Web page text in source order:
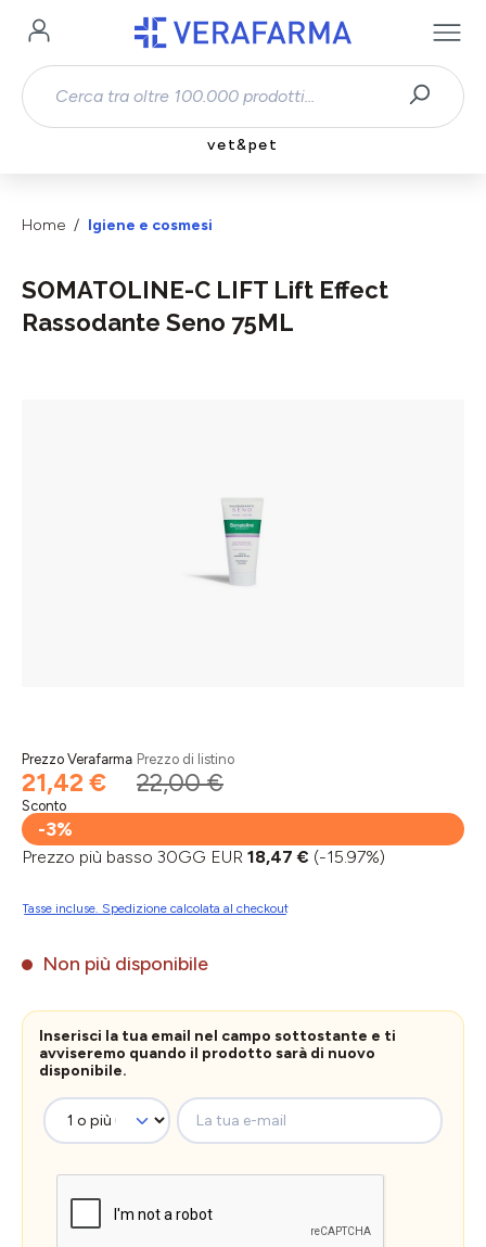
Passa al contenuto principale
vet&pet
Home Igiene e cosmesi
SOMATOLINE-C LIFT Lift Effect
Rassodante Seno 75ML
Prezzo Verafarma
21,42 €
Prezzo di listino
22,00 €
Sconto
-3%
Prezzo più basso 30GG EUR 18,47 € (-15.97%)
Tasse incluse. Spedizione calcolata al checkout
Non più disponibile
Inserisci la tua email nel campo sottostante e ti
avviseremo quando il prodotto sarà di nuovo
disponibile.
La tua e-mail